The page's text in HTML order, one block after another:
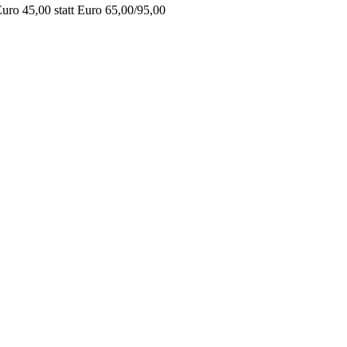
45,00 statt Euro 65,00/95,00